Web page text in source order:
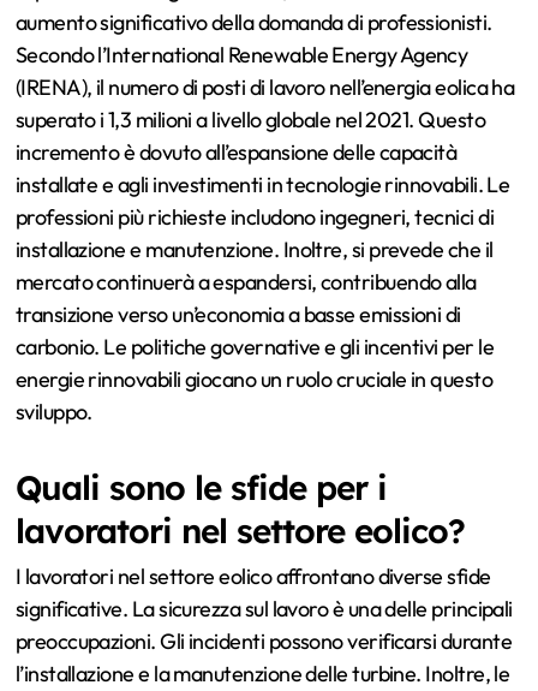
aumento significativo della domanda di professionisti.
Secondo l’International Renewable Energy Agency
(IRENA), il numero di posti di lavoro nell’energia eolica ha
superato i 1,3 milioni a livello globale nel 2021. Questo
incremento è dovuto all’espansione delle capacità
installate e agli investimenti in tecnologie rinnovabili. Le
professioni più richieste includono ingegneri, tecnici di
installazione e manutenzione. Inoltre, si prevede che il
mercato continuerà a espandersi, contribuendo alla
transizione verso un’economia a basse emissioni di
carbonio. Le politiche governative e gli incentivi per le
energie rinnovabili giocano un ruolo cruciale in questo
sviluppo.
Quali sono le sfide per i
lavoratori nel settore eolico?
I lavoratori nel settore eolico affrontano diverse sfide
significative. La sicurezza sul lavoro è una delle principali
preoccupazioni. Gli incidenti possono verificarsi durante
l’installazione e la manutenzione delle turbine. Inoltre, le